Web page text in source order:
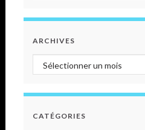
ARCHIVES
Archives
CATÉGORIES